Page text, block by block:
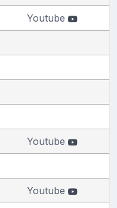
Youtube
Youtube
Youtube